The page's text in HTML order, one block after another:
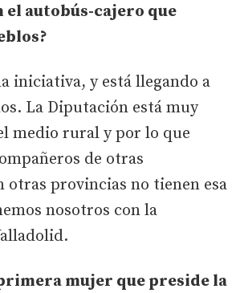
el autobús-cajero que
iniciativa, y está llegando a
La Diputación está muy
medio rural y por lo que
de otras
otras provincias no tienen esa
nosotros con la
primera mujer que preside la